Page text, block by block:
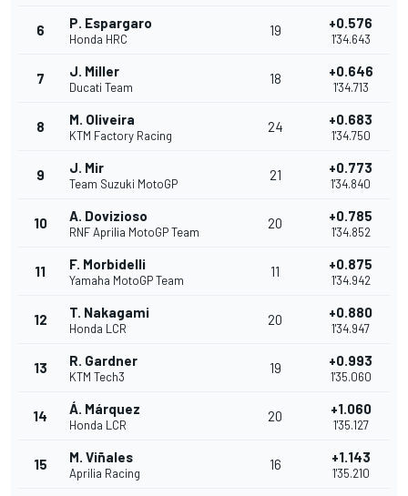
6 P. Espargaro
Honda HRC
19 +0.576
1'34.643
7 J. Miller
Ducati Team
18 +0.646
1'34.713
8 M. Oliveira
KTM Factory Racing
24 +0.683
1'34.750
9 J. Mir
Team Suzuki MotoGP
21 +0.773
1'34.840
10 A. Dovizioso
RNF Aprilia MotoGP Team
20 +0.785
1'34.852
11 F. Morbidelli
Yamaha MotoGP Team
11 +0.875
1'34.942
12 T. Nakagami
Honda LCR
20 +0.880
1'34.947
13 R. Gardner
KTM Tech3
19 +0.993
1'35.060
14 Á. Márquez
Honda LCR
20 +1.060
1'35.127
15 M. Viñales
Aprilia Racing
16 +1.143
1'35.210